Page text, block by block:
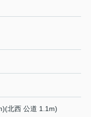
北西 公道 1.1m)